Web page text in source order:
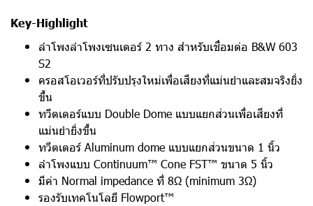
Key-Highlight
ลำโพงลำโพงเซนเตอร์ 2 ทาง สำหรับเชื่อมต่อ B&W 603
S2
ครอสโอเวอร์ที่ปรับปรุงใหม่เพื่อเสียงที่แม่นยำและสมจริงยิ่ง
ขึ้น
ทวีตเตอร์แบบ Double Dome แบบแยกส่วนเพื่อเสียงที่
แม่นยำยิ่งขึ้น
ทวีตเตอร์ Aluminum dome แบบแยกส่วนขนาด 1 นิ้ว
ลำโพงแบบ Continuum™ Cone FST™ ขนาด 5 นิ้ว
มีค่า Normal impedance ที่ 8Ω (minimum 3Ω)
รองรับเทคโนโลยี Flowport™